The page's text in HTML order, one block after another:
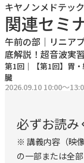
・３人１組３テー
【実習内容】
＜テーマ1＞
＜テーマ2＞
キヤノンメドテッ
関連セミ
午前の部｜リニア
底解説！超音波実
第1回｜
【第1回】胃
臓
2026.09.10 10:00〜
必ずお読み
※ 講義内容（映
の一部または全